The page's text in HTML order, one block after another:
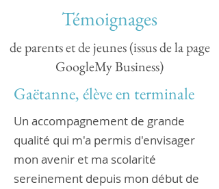
Témoignages
de parents et de jeunes (issus de la page
GoogleMy Business)
Gaëtanne, élève en terminale
Un accompagnement de grande
qualité qui m'a permis d'envisager
mon avenir et ma scolarité
sereinement depuis mon début de